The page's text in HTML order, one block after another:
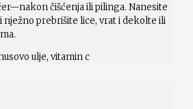
čišćenja ili pilinga. Nanesite
nježno prebrišite lice, vrat i dekolte ili
ulje, vitamin c